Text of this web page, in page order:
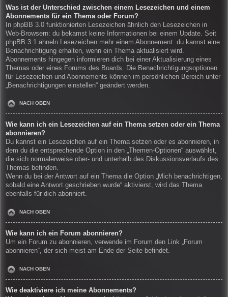
Was ist der Unterschied zwischen einem Lesezeichen und einem
Abonnements für ein Thema oder Forum?
In phpBB 3.0 funktionierten Lesezeichen ähnlich den Lesezeichen in
Web-Browsern: du bekamst keine Informationen bei einem Update. Seit
phpBB 3.1 ähneln Lesezeichen mehr einem Abonnement: du kannst eine
Benachrichtigung erhalten, wenn ein Thema aktualisiert wird.
Abonnements hingegen informieren dich bei einer Aktualisierung eines
Themas oder eines Forums des Boards. Die Benachrichtigungsoptionen
für Lesezeichen und Abonnements können im persönlichen Bereich unter
„Benachrichtigungen einstellen“ geändert werden.
NACH OBEN
Wie kann ich ein Lesezeichen auf ein Thema setzen oder ein Thema
abonnieren?
Du kannst ein Lesezeichen auf ein Thema setzen oder es abonnieren, in
dem du die entsprechende Option in den „Themen-Optionen“ auswählst,
die sich normalerweise ober- und unterhalb des Diskussionsverlaufs des
Themas befinden.
Wenn du bei der Antwort auf ein Thema die Option „Mich benachrichtigen,
sobald eine Antwort geschrieben wurde“ aktivierst, wird das Thema
ebenfalls für dich abonniert.
NACH OBEN
Wie kann ich ein Forum abonnieren?
Um ein Forum zu abonnieren, verwende im Forum den Link „Forum
abonnieren“, der sich meist am Ende der Seite befindet.
NACH OBEN
Wie deaktiviere ich meine Abonnements?